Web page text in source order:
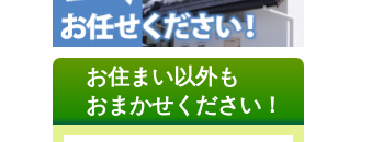
お住まい以外も
おまかせください！